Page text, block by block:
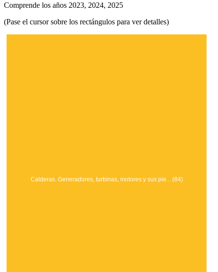
Comprende los años 2023, 2024, 2025
(Pase el cursor sobre los rectángulos para ver detalles)
Calderas. Generadores, turbinas, motores y sus pie... (84)